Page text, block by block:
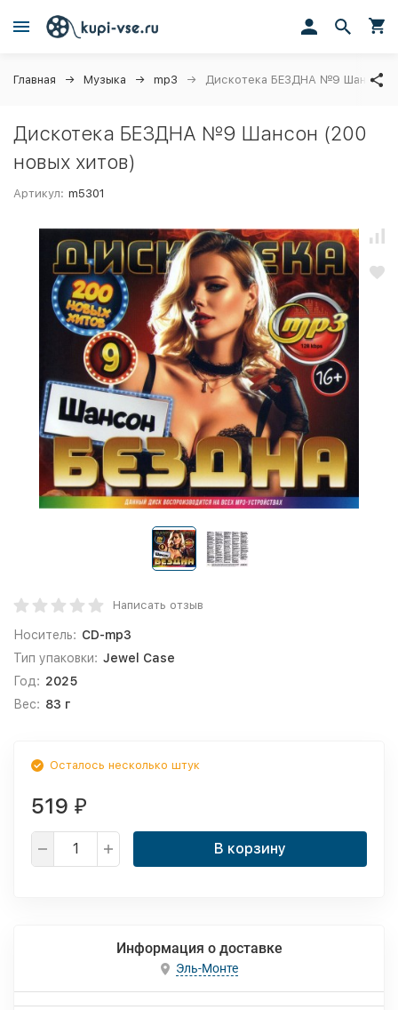
Главная Музыка mp3 Дискотека БЕЗДНА №9 Шансон
Дискотека БЕЗДНА №9 Шансон (200
новых хитов)
Артикул: m5301
Написать отзыв
Носитель: CD-mp3
Тип упаковки: Jewel Case
Год: 2025
Вес: 83 г
Осталось несколько штук
519 ₽
В корзину
Информация о доставке
Эль-Монте